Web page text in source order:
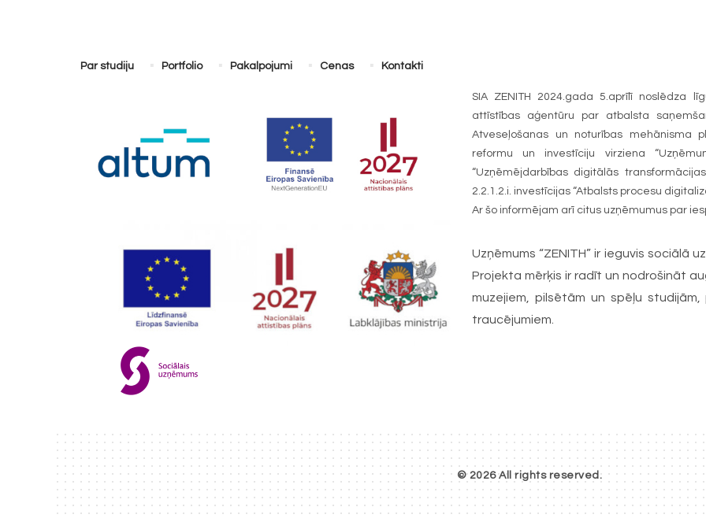
Par studiju Portfolio Pakalpojumi Cenas Kontakti
SIA ZENITH 2024.gada 5.aprīlī noslēdza
attīstības aģentūru par atbalsta
Atveseļošanas un noturības mehānisma
reformu un investīciju virziena
“Uzņēmējdarbības digitālās
2.2.1.2.i. investīcijas “Atbalsts procesu
Ar šo informējam arī citus uzņēmumus par
Uzņēmums “ZENITH” ir ieguvis sociālā
Projekta mērķis ir radīt un nodrošināt
muzejiem, pilsētām un spēļu
traucējumiem.
© 2026All rights reserved.